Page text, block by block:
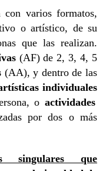
con varios formatos,
o artístico, de su
que las realizan.
(AF) de 2, 3, 4, 5
(AA), y dentro de las
individuales
o actividades
por dos o más
singulares que